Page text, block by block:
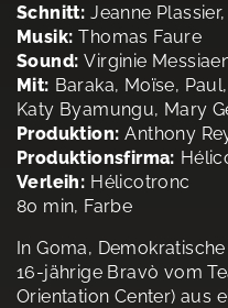
Schnitt: Jeanne
Musik: Thomas Faure
Sound: Virginie
Mit: Baraka, Moïse,
Katy Byamungu, Mary
Produktion: Anthony
Produktionsfirma:
Verleih: Hélicotronc
80 min, Farbe
In Goma,
16-jährige Bravò vom
Orientation Center) aus